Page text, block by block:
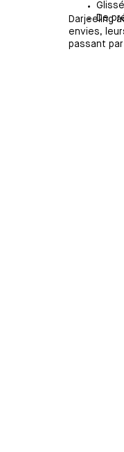
De
Darjeeling
envies,
passant